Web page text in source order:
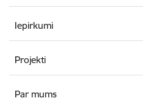
Iepirkumi
Projekti
Par mums